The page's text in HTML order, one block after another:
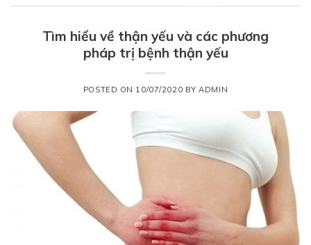
Tìm hiểu về thận yếu và các phương
pháp trị bệnh thận yếu
POSTED ON 10/07/2020 BYADMIN